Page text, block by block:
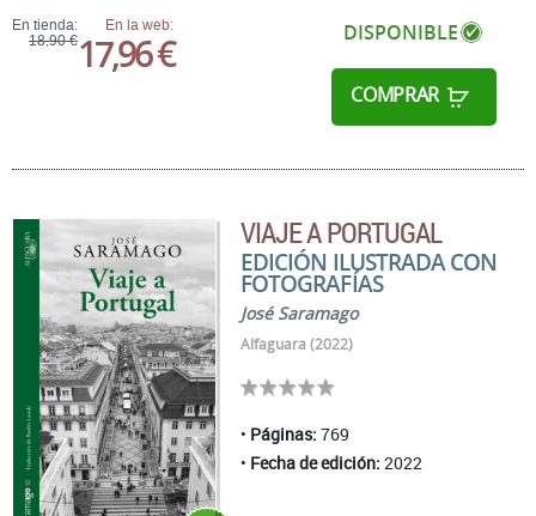
En tienda:
18,90 €
En la web:
17,96 € DISPONIBLE
COMPRAR
VIAJE A PORTUGAL
EDICIÓN ILUSTRADA CON
FOTOGRAFÍAS
José Saramago
Alfaguara (2022)
Páginas: 769
Fecha de edición: 2022